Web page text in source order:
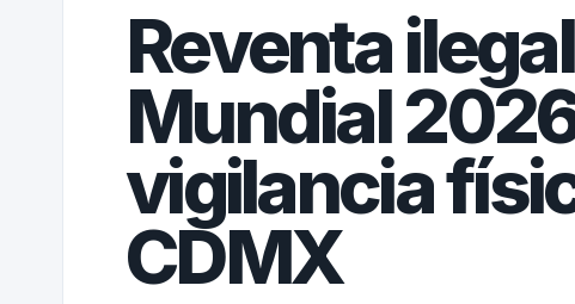
Reventa
Mundial
vigilancia
CDMX